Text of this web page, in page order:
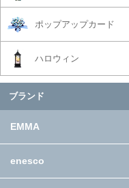
ポップアップカード
ハロウィン
ブランド
EMMA
enesco